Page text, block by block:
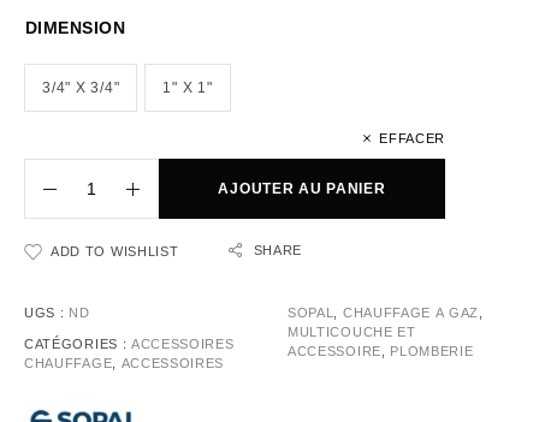
DIMENSION
3/4" X 3/4" 1" X 1"
EFFACER
AJOUTER AU PANIER
ADD TO WISHLIST SHARE
UGS : ND
CATÉGORIES : ACCESSOIRES
CHAUFFAGE
ACCESSOIRES
SOPAL CHAUFFAGE A GAZ
MULTICOUCHE ET
ACCESSOIRE
PLOMBERIE